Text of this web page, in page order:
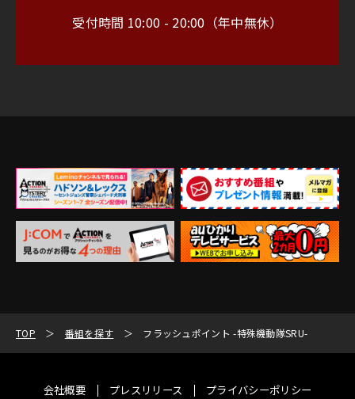
受付時間 10:00 - 20:00（年中無休）
TOP 番組を探す フラッシュポイント -特殊機動隊SRU-
会社概要 プレスリリース
プライバシーポリシー